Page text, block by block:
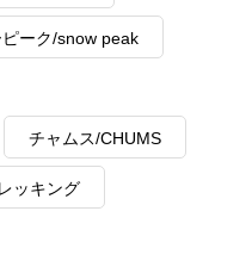
ーク/snow peak
チャムス/CHUMS
ッキング